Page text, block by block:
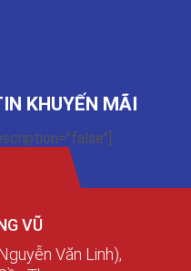
KHUYẾN MÃI
VŨ
Văn Linh),